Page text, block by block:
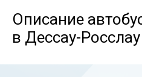
Описание
в Дессау-Росслау